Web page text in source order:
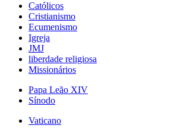
Católicos
Cristianismo
Ecumenismo
Igreja
JMJ
liberdade religiosa
Missionários
Papa Leão XIV
Sínodo
Vaticano